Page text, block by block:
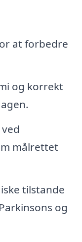
at forbedre
og korrekt
målrettet
tilstande
og